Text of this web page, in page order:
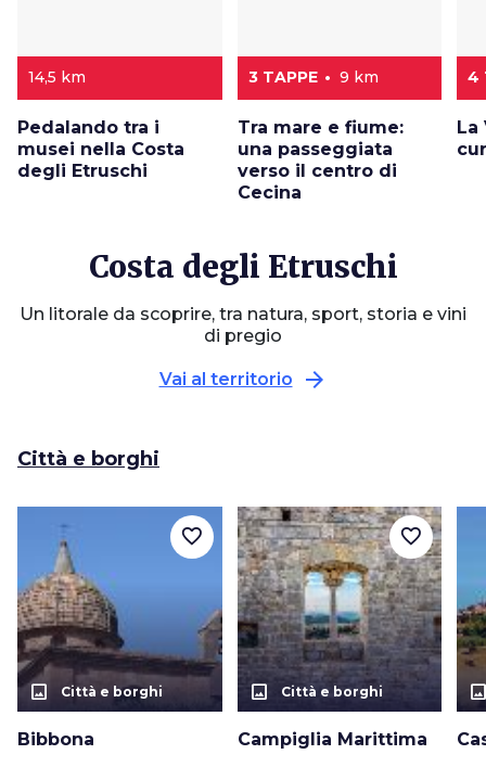
14,5 km
Pedalando tra i
musei nella Costa
degli Etruschi
3 TAPPE 9 km
Tra mare e fiume:
una passeggiata
verso il centro di
Cecina
4
La
Costa degli Etruschi
Un litorale da scoprire, tra natura, sport, storia e vini
di pregio
Vai al territorio arrow_forward
Città e borghi
photo_size_select_actual Città e borghi
Bibbona
favorite_border
photo_size_select_actual Città e borghi
Campiglia Marittima
favorite_border